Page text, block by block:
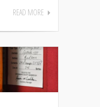
READ MORE